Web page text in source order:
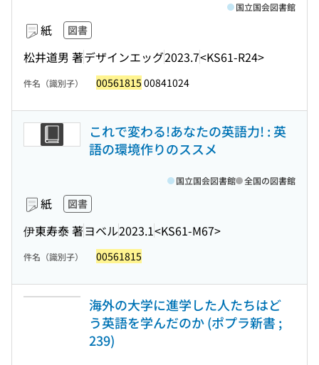
紙 図書
松井道男 著デザインエッグ2023.7<KS61-R24>
国立国会図書館
件名（識別子） 00561815 00841024
これで変わる!あなたの英語力! : 英
語の環境作りのススメ
紙 図書
伊東寿泰 著ヨベル2023.1<KS61-M67>
国立国会図書館 全国の図書館
件名（識別子） 00561815
海外の大学に進学した人たちはど
う英語を学んだのか (ポプラ新書 ;
239)